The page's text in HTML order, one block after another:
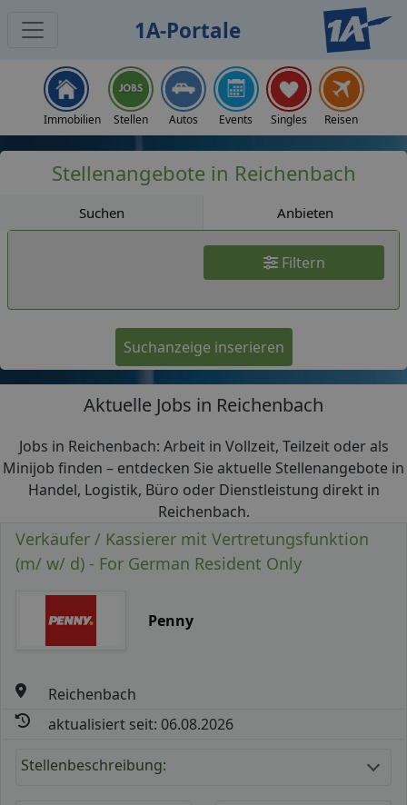
1A-Portale
Immobilien Stellen Autos Events Singles Reisen
Stellenangebote in Reichenbach
Suchen Anbieten
Filtern
Suchanzeige inserieren
Aktuelle Jobs in Reichenbach
Jobs in Reichenbach: Arbeit in Vollzeit, Teilzeit oder als
Minijob finden – entdecken Sie aktuelle Stellenangebote in
Handel, Logistik, Büro oder Dienstleistung direkt in
Reichenbach.
Verkäufer / Kassierer mit Vertretungsfunktion
(m/ w/ d) - For German Resident Only
Penny
Reichenbach
aktualisiert seit: 06.08.2026
Stellenbeschreibung: